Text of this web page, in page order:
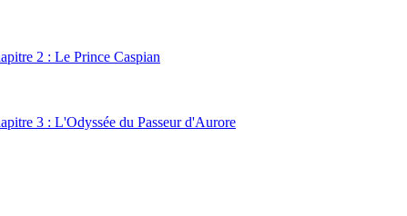
2 : Le Prince Caspian
3 : L'Odyssée du Passeur d'Aurore